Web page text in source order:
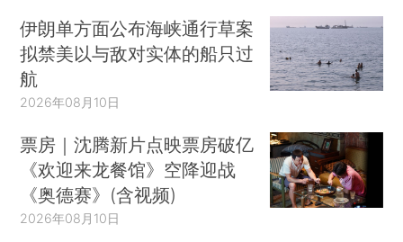
伊朗单方面公布海峡通行草案
拟禁美以与敌对实体的船只过
航
2026年08月10日
票房｜沈腾新片点映票房破亿
《欢迎来龙餐馆》空降迎战
《奥德赛》(含视频)
2026年08月10日